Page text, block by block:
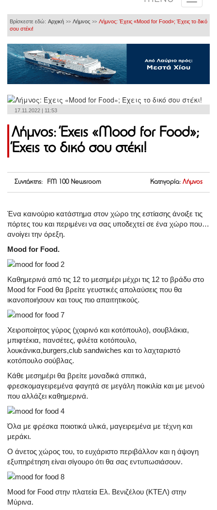
Βρίσκεστε εδώ: Αρχική >> Λήμνος >> Λήμνος: Έχεις «Mood for Food»; Έχεις το δικό
σου στέκι!
17.11.2022 | 11:53
Λήμνος: Έχεις «Mood for Food»;
Έχεις το δικό σου στέκι!
Συντάκτης: FM 100 Newsroom Κατηγορία: Λήμνος
Ένα καινούριο κατάστημα στον χώρο της εστίασης άνοιξε τις
πόρτες του και περιμένει να σας υποδεχτεί σε ένα χώρο που…
ανοίγει την όρεξη.
Mood for Food.
Καθημερινά από τις 12 το μεσημέρι μέχρι τις 12 το βράδυ στο
Mood for Food θα βρείτε γευστικές απολαύσεις που θα
ικανοποιήσουν και τους πιο απαιτητικούς.
Χειροποίητος γύρος (χοιρινό και κοτόπουλο), σουβλάκια,
μπιφτέκια, πανσέτες, φιλέτα κοτόπουλο,
λουκάνικα,burgers,club sandwiches και το λαχταριστό
κοτόπουλο σούβλας.
Κάθε μεσημέρι θα βρείτε μοναδικά σπιτικά,
φρεσκομαγειρεμένα φαγητά σε μεγάλη ποικιλία και με μενού
που αλλάζει καθημερινά.
Όλα με φρέσκα ποιοτικά υλικά, μαγειρεμένα με τέχνη και
μεράκι.
Ο άνετος χώρος του, το ευχάριστο περιβάλλον και η άψογη
εξυπηρέτηση είναι σίγουρο ότι θα σας εντυπωσιάσουν.
Mood for Food στην πλατεία Ελ. Βενιζέλου (ΚΤΕΛ) στην
Μύρινα.